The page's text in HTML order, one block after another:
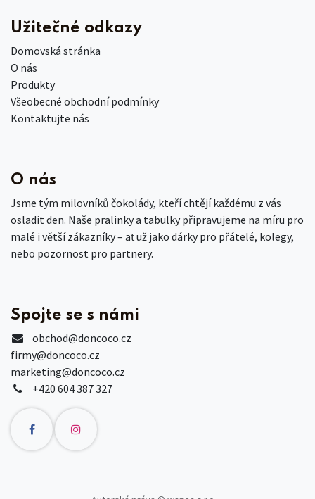
Užitečné odkazy
Domovská stránka
O nás
Produkty
Všeobecné obchodní podmínky
Kontaktujte nás
O nás
Jsme tým milovníků čokolády, kteří chtějí každému z vás
osladit den. Naše pralinky a tabulky připravujeme na míru pro
malé i větší zákazníky – ať už jako dárky pro přátelé, kolegy,
nebo pozornost pro partnery.
Spojte se s námi
obchod@doncoco.cz
firmy@doncoco.cz
marketing@doncoco.cz
+420 604 387 327